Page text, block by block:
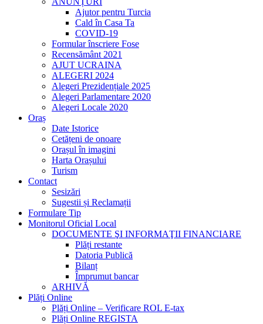
Ajutor pentru Turcia
Cald în Casa Ta
COVID-19
Formular înscriere Fose
Recensământ 2021
AJUT UCRAINA
ALEGERI 2024
Alegeri Prezidențiale 2025
Alegeri Parlamentare 2020
Alegeri Locale 2020
Oraș
Date Istorice
Cetățeni de onoare
Orașul în imagini
Harta Orașului
Turism
Contact
Sesizări
Sugestii și Reclamații
Formulare Tip
Monitorul Oficial Local
DOCUMENTE ŞI INFORMAŢII FINANCIARE
Plăți restante
Datoria Publică
Bilanț
Împrumut bancar
ARHIVĂ
Plăți Online
Plăți Online – Verificare ROL E-tax
Plăți Online REGISTA